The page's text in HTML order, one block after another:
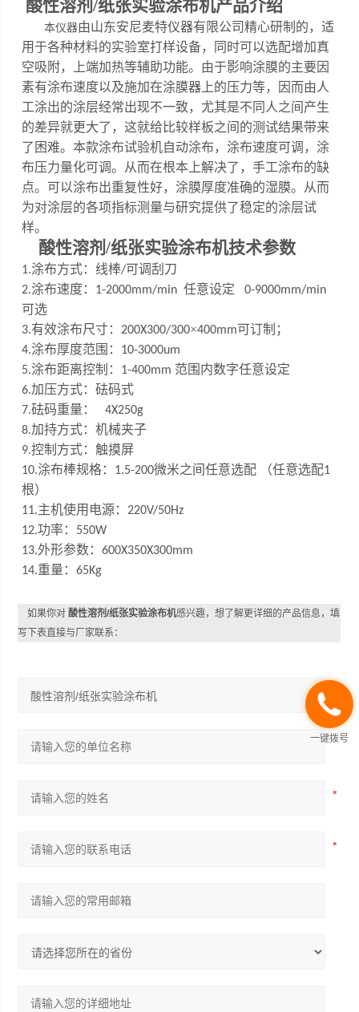
酸性溶剂/纸张实验涂布机产品介绍
本仪器由山东安尼麦特仪器有限公司精心研制的，适
用于各种材料的实验室打样设备，同时可以选配增加真
空吸附，上端加热等辅助功能。 由于影响涂膜的主要因
素有涂布速度以及施加在涂膜器上的压力等，因而由人
工涂出的涂层经常出现不一致，尤其是不同人之间产生
的差异就更大了，这就给比较样板之间的测试结果带来
了困难。本款涂布试验机自动涂布，涂布速度可调，涂
布压力量化可调。 从而在根本上解决了，手工涂布的缺
点。可以涂布出重复性好，涂膜厚度准确的湿膜。从而
为对涂层的各项指标测量与研究提供了稳定的涂层试
样。
酸性溶剂/纸张实验涂布机技术参数
1.涂布方式：线棒/可调刮刀
2.涂布速度： 1-2000mm/min任意设定 0-9000mm/min
可选
3.有效涂布尺寸： 200X300/300×400mm可订制 ；
4.涂布厚度范围： 10-3000um
5.涂布距离控制： 1-400mm 范围内数字任意设定
6.加压方式：砝码式
7.砝码重量：4X250g
8.加持方式：机械夹子
9.控制方式：触摸屏
10.涂布棒规格： 1.5-200微米之间任意选配 （任意选配1
根）
11.主机使用电源： 220V/50Hz
12.功率： 550W
13.外形参数：600X350X300mm
14.重量：65Kg
如果你对 酸性溶剂/纸张实验涂布机感兴趣，想了解更详细的产品信息，填
写下表直接与厂家联系：
一键拨号